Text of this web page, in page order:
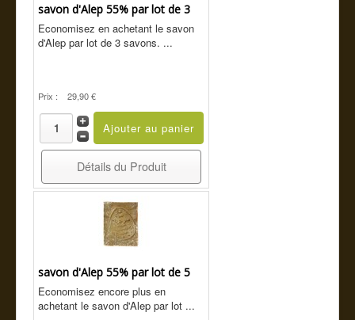
savon d'Alep 55% par lot de 3
Economisez en achetant le savon
d'Alep par lot de 3 savons. ...
Prix : 29,90 €
Détails du Produit
savon d'Alep 55% par lot de 5
Economisez encore plus en
achetant le savon d'Alep par lot ...